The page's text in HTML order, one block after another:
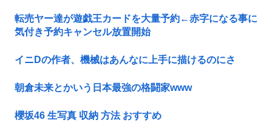
転売ヤー達が遊戯王カードを大量予約←赤字になる事に
気付き予約キャンセル放置開始
イニDの作者、機械はあんなに上手に描けるのにさ
朝倉未来とかいう日本最強の格闘家www
櫻坂46 生写真 収納 方法 おすすめ